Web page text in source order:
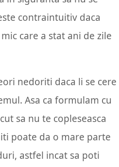
contraintuitiv daca
care a stat ani de zile
nedoriti daca li se cere
Asa ca formulam cu
sa nu te copleseasca
poate da o mare parte
astfel incat sa poti